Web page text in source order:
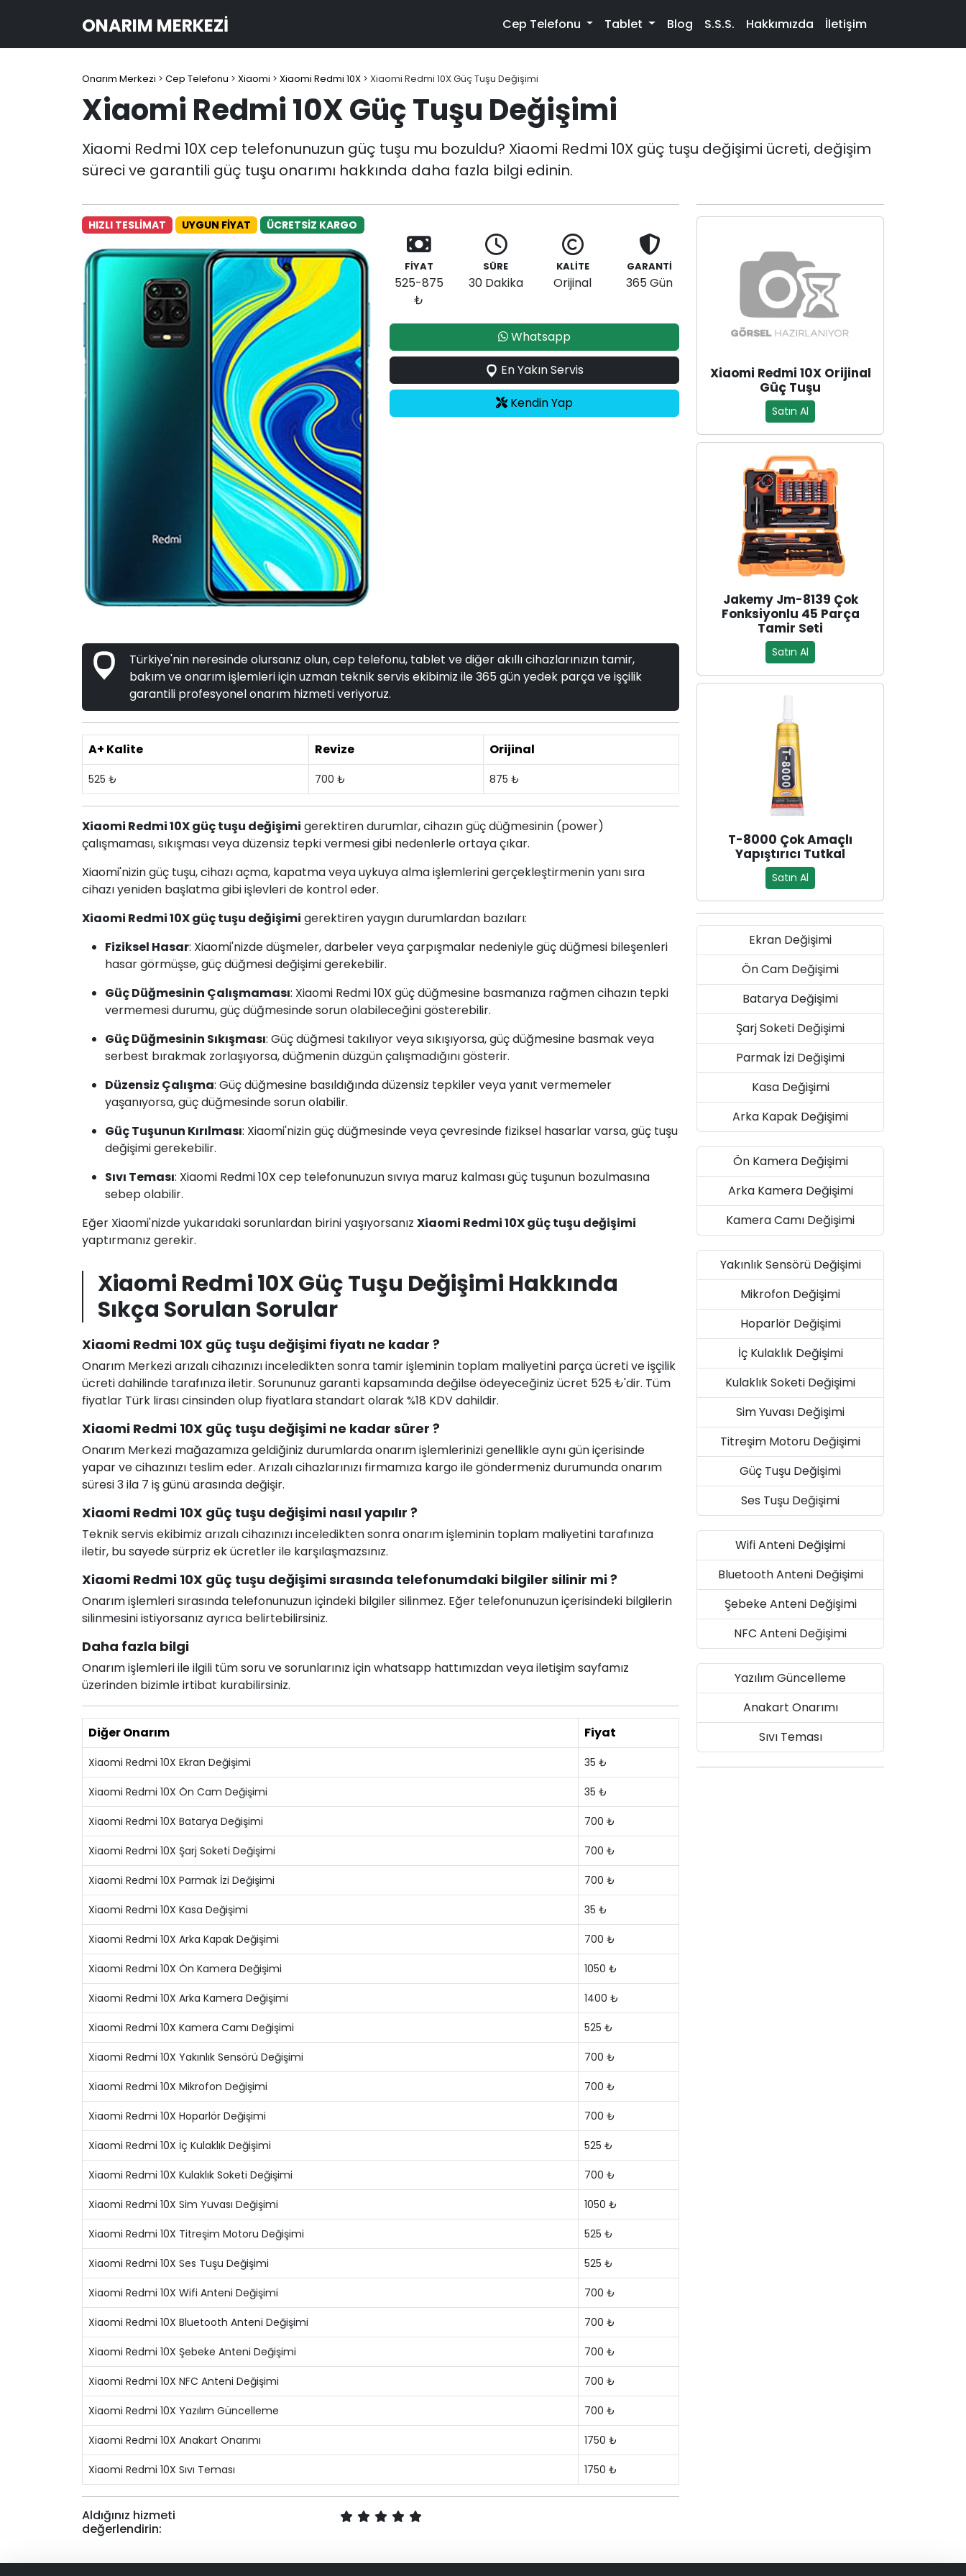
ONARIM MERKEZI Cep Telefonu Tablet Blog S.S.S. Hakkımızda İletişim
Onarım Merkezi > Cep Telefonu > Xiaomi > Xiaomi Redmi 10X > Xiaomi Redmi 10X Güç Tuşu Değişimi
Xiaomi Redmi 10X Güç Tuşu Değişimi
Xiaomi Redmi 10X cep telefonunuzun güç tuşu mu bozuldu? Xiaomi Redmi 10X güç tuşu değişimi ücreti, değişim
süreci ve garantili güç tuşu onarımı hakkında daha fazla bilgi edinin.
HIZLI TESLİMAT UYGUN FİYAT ÜCRETSİZ KARGO
FİYAT
525-875
₺
SÜRE
30 Dakika
KALİTE
Orijinal
GARANTİ
365 Gün
Whatsapp
En Yakın Servis
Kendin Yap
Türkiye'nin neresinde olursanız olun, cep telefonu, tablet ve diğer akıllı cihazlarınızın tamir,
bakım ve onarım işlemleri için uzman teknik servis ekibimiz ile 365 gün yedek parça ve işçilik
garantili profesyonel onarım hizmeti veriyoruz.
A+ Kalite Revize Orijinal
525 ₺ 700 ₺ 875 ₺
Xiaomi Redmi 10X güç tuşu değişimi gerektiren durumlar, cihazın güç düğmesinin (power)
çalışmaması, sıkışması veya düzensiz tepki vermesi gibi nedenlerle ortaya çıkar.
Xiaomi'nizin güç tuşu, cihazı açma, kapatma veya uykuya alma işlemlerini gerçekleştirmenin yanı sıra
cihazı yeniden başlatma gibi işlevleri de kontrol eder.
Xiaomi Redmi 10X güç tuşu değişimi gerektiren yaygın durumlardan bazıları:
Fiziksel Hasar: Xiaomi'nizde düşmeler, darbeler veya çarpışmalar nedeniyle güç düğmesi bileşenleri
hasar görmüşse, güç düğmesi değişimi gerekebilir.
Güç Düğmesinin Çalışmaması: Xiaomi Redmi 10X güç düğmesine basmanıza rağmen cihazın tepki
vermemesi durumu, güç düğmesinde sorun olabileceğini gösterebilir.
Güç Düğmesinin Sıkışması: Güç düğmesi takılıyor veya sıkışıyorsa, güç düğmesine basmak veya
serbest bırakmak zorlaşıyorsa, düğmenin düzgün çalışmadığını gösterir.
Düzensiz Çalışma: Güç düğmesine basıldığında düzensiz tepkiler veya yanıt vermemeler
yaşanıyorsa, güç düğmesinde sorun olabilir.
Güç Tuşunun Kırılması: Xiaomi'nizin güç düğmesinde veya çevresinde fiziksel hasarlar varsa, güç tuşu
değişimi gerekebilir.
Sıvı Teması: Xiaomi Redmi 10X cep telefonunuzun sıvıya maruz kalması güç tuşunun bozulmasına
sebep olabilir.
Eğer Xiaomi'nizde yukarıdaki sorunlardan birini yaşıyorsanız Xiaomi Redmi 10X güç tuşu değişimi
yaptırmanız gerekir.
Xiaomi Redmi 10X Güç Tuşu Değişimi Hakkında
Sıkça Sorulan Sorular
Xiaomi Redmi 10X güç tuşu değişimi fiyatı ne kadar ?
Onarım Merkezi arızalı cihazınızı inceledikten sonra tamir işleminin toplam maliyetini parça ücreti ve işçilik
ücreti dahilinde tarafınıza iletir. Sorununuz garanti kapsamında değilse ödeyeceğiniz ücret 525 ₺'dir. Tüm
fiyatlar Türk lirası cinsinden olup fiyatlara standart olarak %18 KDV dahildir.
Xiaomi Redmi 10X güç tuşu değişimi ne kadar sürer ?
Onarım Merkezi mağazamıza geldiğiniz durumlarda onarım işlemlerinizi genellikle aynı gün içerisinde
yapar ve cihazınızı teslim eder. Arızalı cihazlarınızı firmamıza kargo ile göndermeniz durumunda onarım
süresi 3 ila 7 iş günü arasında değişir.
Xiaomi Redmi 10X güç tuşu değişimi nasıl yapılır ?
Teknik servis ekibimiz arızalı cihazınızı inceledikten sonra onarım işleminin toplam maliyetini tarafınıza
iletir, bu sayede sürpriz ek ücretler ile karşılaşmazsınız.
Xiaomi Redmi 10X güç tuşu değişimi sırasında telefonumdaki bilgiler silinir mi ?
Onarım işlemleri sırasında telefonunuzun içindeki bilgiler silinmez. Eğer telefonunuzun içerisindeki bilgilerin
silinmesini istiyorsanız ayrıca belirtebilirsiniz.
Daha fazla bilgi
Onarım işlemleri ile ilgili tüm soru ve sorunlarınız için whatsapp hattımızdan veya iletişim sayfamız
üzerinden bizimle irtibat kurabilirsiniz.
Diğer Onarım Fiyat
Xiaomi Redmi 10X Ekran Değişimi 35 ₺
Xiaomi Redmi 10X Ön Cam Değişimi 35 ₺
Xiaomi Redmi 10X Batarya Değişimi 700 ₺
Xiaomi Redmi 10X Şarj Soketi Değişimi 700 ₺
Xiaomi Redmi 10X Parmak İzi Değişimi 700 ₺
Xiaomi Redmi 10X Kasa Değişimi 35 ₺
Xiaomi Redmi 10X Arka Kapak Değişimi 700 ₺
Xiaomi Redmi 10X Ön Kamera Değişimi 1050 ₺
Xiaomi Redmi 10X Arka Kamera Değişimi 1400 ₺
Xiaomi Redmi 10X Kamera Camı Değişimi 525 ₺
Xiaomi Redmi 10X Yakınlık Sensörü Değişimi 700 ₺
Xiaomi Redmi 10X Mikrofon Değişimi 700 ₺
Xiaomi Redmi 10X Hoparlör Değişimi 700 ₺
Xiaomi Redmi 10X İç Kulaklık Değişimi 525 ₺
Xiaomi Redmi 10X Kulaklık Soketi Değişimi 700 ₺
Xiaomi Redmi 10X Sim Yuvası Değişimi 1050 ₺
Xiaomi Redmi 10X Titreşim Motoru Değişimi 525 ₺
Xiaomi Redmi 10X Ses Tuşu Değişimi 525 ₺
Xiaomi Redmi 10X Wifi Anteni Değişimi 700 ₺
Xiaomi Redmi 10X Bluetooth Anteni Değişimi 700 ₺
Xiaomi Redmi 10X Şebeke Anteni Değişimi 700 ₺
Xiaomi Redmi 10X NFC Anteni Değişimi 700 ₺
Xiaomi Redmi 10X Yazılım Güncelleme 700 ₺
Xiaomi Redmi 10X Anakart Onarımı 1750 ₺
Xiaomi Redmi 10X Sıvı Teması 1750 ₺
Aldığınız hizmeti
değerlendirin:
Xiaomi Redmi 10X Orijinal
Güç Tuşu
Satın Al
Jakemy Jm-8139 Çok
Fonksiyonlu 45 Parça
Tamir Seti
Satın Al
T-8000 Çok Amaçlı
Yapıştırıcı Tutkal
Satın Al
Ekran Değişimi
Ön Cam Değişimi
Batarya Değişimi
Şarj Soketi Değişimi
Parmak İzi Değişimi
Kasa Değişimi
Arka Kapak Değişimi
Ön Kamera Değişimi
Arka Kamera Değişimi
Kamera Camı Değişimi
Yakınlık Sensörü Değişimi
Mikrofon Değişimi
Hoparlör Değişimi
İç Kulaklık Değişimi
Kulaklık Soketi Değişimi
Sim Yuvası Değişimi
Titreşim Motoru Değişimi
Güç Tuşu Değişimi
Ses Tuşu Değişimi
Wifi Anteni Değişimi
Bluetooth Anteni Değişimi
Şebeke Anteni Değişimi
NFC Anteni Değişimi
Yazılım Güncelleme
Anakart Onarımı
Sıvı Teması